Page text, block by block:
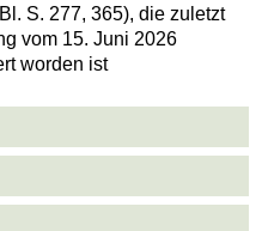
S. 277, 365), die zuletzt
vom 15. Juni 2026
worden ist